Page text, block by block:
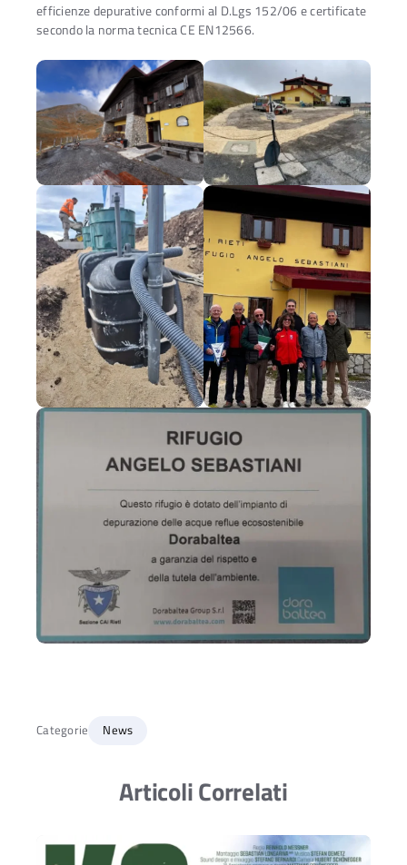
efficienze depurative conformi al D.Lgs 152/06 e certificate
secondo la norma tecnica CE EN12566.
Categorie News
Articoli Correlati